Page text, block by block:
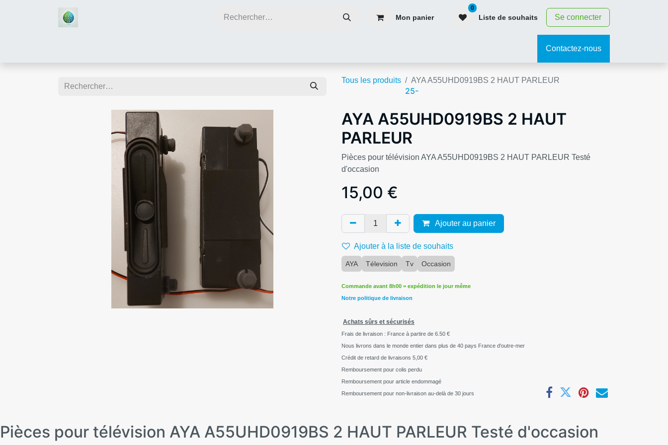
Mon panier
0
Liste de souhaits Se connecter
Contactez-nous
Tous les produits AYA A55UHD0919BS 2 HAUT PARLEUR
25-
AYA A55UHD0919BS 2 HAUT
PARLEUR
Pièces pour télévision AYA A55UHD0919BS 2 HAUT PARLEUR Testé
d'occasion
15,00 €
Ajouter au panier
Ajouter à la liste de souhaits
AYA Télevision Tv Occasion
Commande avant 8h00 = expédition le jour même
Notre politique de livraison
Achats sûrs et sécurisés
Frais de livraison : France à partire de 6.50 €
Nous livrons dans le monde entier dans plus de 40 pays France d'outre-mer
Crédit de retard de livraisons 5,00 €
Remboursement pour colis perdu
Remboursement pour article endommagé
Remboursement pour non-livraison au-delà de 30 jours
Pièces pour télévision AYA A55UHD0919BS 2 HAUT PARLEUR Testé d'occasion